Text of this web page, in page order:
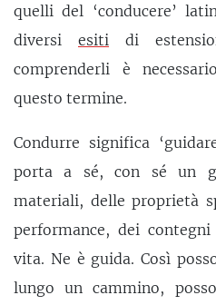
quelli del ‘conducere’
diversi esiti di
comprenderli è
questo termine.
Condurre significa
porta a sé, con sé un
materiali, delle proprietà
performance, dei
vita. Ne è guida. Così
lungo un cammino,